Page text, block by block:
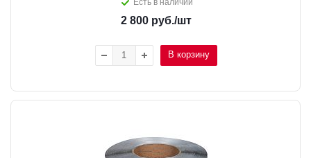
Есть в наличии
2 800руб./шт
В корзину